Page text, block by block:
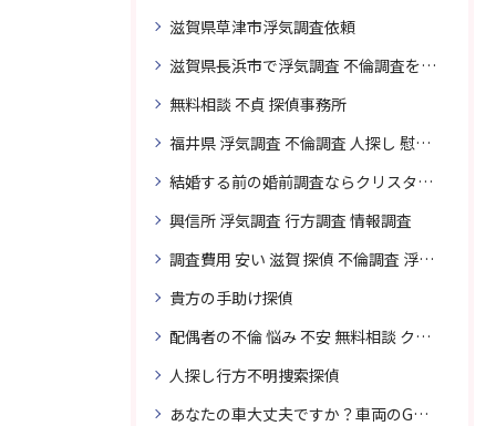
滋賀県草津市浮気調査依頼
滋賀県長浜市で浮気調査 不倫調査を頼むなら
無料相談 不貞 探偵事務所
福井県 浮気調査 不倫調査 人探し 慰謝料 請求 裁判 相談 探偵 探偵事務所
結婚する前の婚前調査ならクリスタル探偵事務所へお問い合わせ
興信所 浮気調査 行方調査 情報調査
調査費用 安い 滋賀 探偵 不倫調査 浮気調査
貴方の手助け探偵
配偶者の不倫 悩み 不安 無料相談 クリスタル探偵事務所
人探し行方不明捜索探偵
あなたの車大丈夫ですか？車両のGPS捜索なら滋賀クリスタル探偵事務所